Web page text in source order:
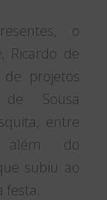
o
Ricardo de
projetos
Sousa
entre
além do
subiu ao
festa.